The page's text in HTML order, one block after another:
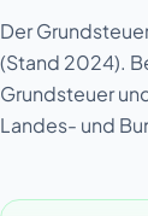
Der
(Stand 2024).
Grundsteuer
Landes- und